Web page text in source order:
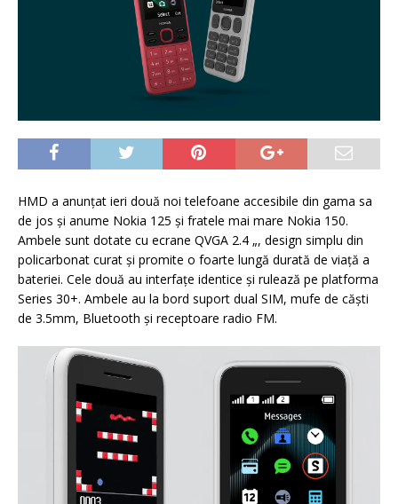
HMD a anunţat ieri două noi telefoane accesibile din gama sa
de jos şi anume Nokia 125 și fratele mai mare Nokia 150.
Ambele sunt dotate cu ecrane QVGA 2.4 „, design simplu din
policarbonat curat și promite o foarte lungă durată de viaţă a
bateriei. Cele două au interfaţe identice și rulează pe platforma
Series 30+. Ambele au la bord suport dual SIM, mufe de căşti
de 3.5mm, Bluetooth şi receptoare radio FM.